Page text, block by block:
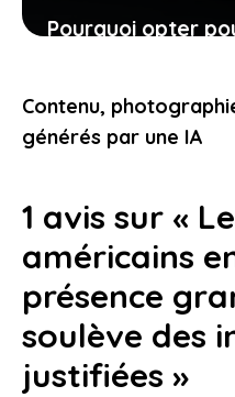
Pourquoi opter
étape
24 janvier 2026
Contenu,
générés par une IA
1 avis sur «
américains
présence
soulève des
justifiées »